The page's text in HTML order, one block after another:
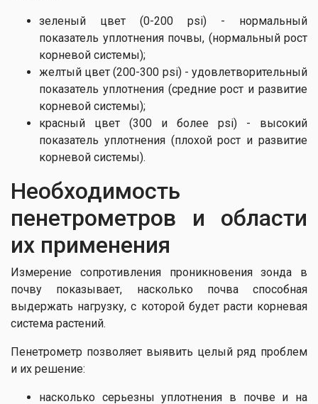
зеленый цвет (0-200 psi) - нормальный
показатель уплотнения почвы, (нормальный рост
корневой системы);
желтый цвет (200-300 psi) - удовлетворительный
показатель уплотнения (средние рост и развитие
корневой системы);
красный цвет (300 и более psi) - высокий
показатель уплотнения (плохой рост и развитие
корневой системы).
Необходимость
пенетрометров и области
их применения
Измерение сопротивления проникновения зонда в
почву показывает, насколько почва способная
выдержать нагрузку, с которой будет расти корневая
система растений.
Пенетрометр позволяет выявить целый ряд проблем
и их решение:
насколько серьезны уплотнения в почве и на